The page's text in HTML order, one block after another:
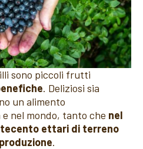
sono piccoli frutti
. Deliziosi sia
un alimento
nel mondo, tanto che nel
ettari di terreno
.